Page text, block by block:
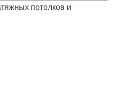
потолков и